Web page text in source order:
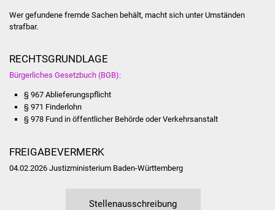
Ostermarkt
Wer gefundene fremde Sachen behält, macht sich unter Umständen
strafbar.
RECHTSGRUNDLAGE
Bürgerliches Gesetzbuch (BGB):
§ 967 Ablieferungspflicht
§ 971 Finderlohn
§ 978 Fund in öffentlicher Behörde oder Verkehrsanstalt
FREIGABEVERMERK
04.02.2026 Justizministerium Baden-Württemberg
Stellenausschreibung